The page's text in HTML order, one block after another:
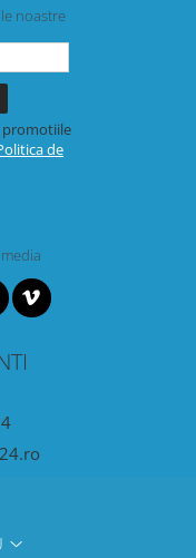
noastre
promotiile
de